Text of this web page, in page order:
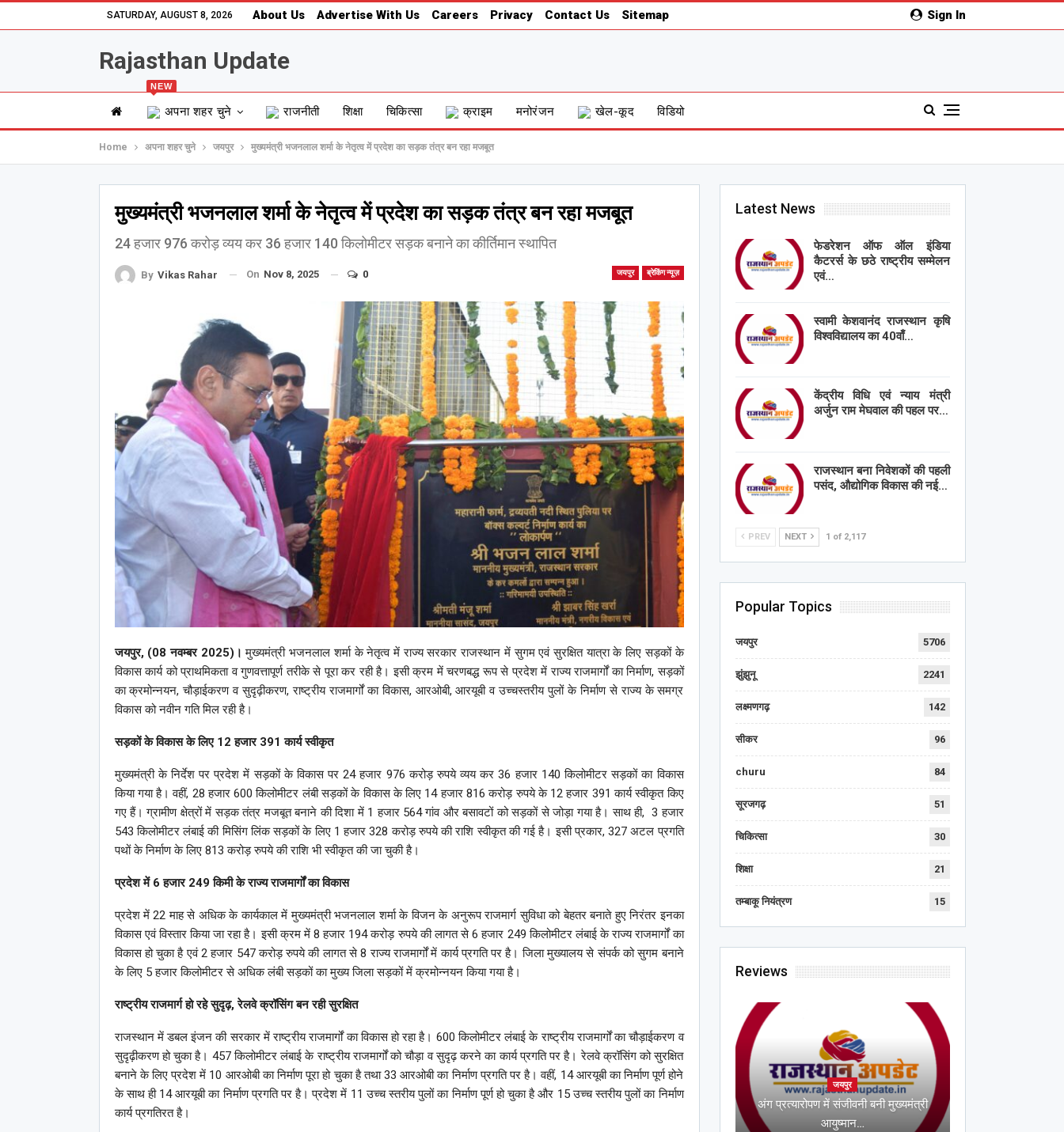
Sign In
SATURDAY, AUGUST 8, 2026 About Us Advertise With Us Careers Privacy Contact Us Sitemap
Rajasthan Update
अपना शहर चुने
NEW
राजनीती शिक्षा चिकित्सा क्राइम मनोरंजन खेल-कूद विडियो
Home अपना शहर चुने जयपुर मुख्यमंत्री भजनलाल शर्मा के नेतृत्व में प्रदेश का सड़क तंत्र बन रहा मजबूत
मुख्यमंत्री भजनलाल शर्मा के नेतृत्व में प्रदेश का सड़क तंत्र बन रहा मजबूत
24 हजार 976 करोड़ व्यय कर 36 हजार 140 किलोमीटर सड़क बनाने का कीर्तिमान स्थापित
जयपुर ब्रेकिंग न्यूज़
By Vikas Rahar On Nov 8, 2025 0
जयपुर, (08 नवम्बर 2025)। मुख्यमंत्री भजनलाल शर्मा के नेतृत्व में राज्य सरकार राजस्थान में सुगम एवं सुरक्षित यात्रा के लिए सड़कों के
विकास कार्य को प्राथमिकता व गुणवत्तापूर्ण तरीके से पूरा कर रही है। इसी क्रम में चरणबद्ध रूप से प्रदेश में राज्य राजमार्गों का निर्माण, सड़कों
का क्रमोन्नयन, चौड़ाईकरण व सुदृढ़ीकरण, राष्ट्रीय राजमार्गों का विकास, आरओबी, आरयूबी व उच्चस्तरीय पुलों के निर्माण से राज्य के समग्र
विकास को नवीन गति मिल रही है।
सड़कों के विकास के लिए 12 हजार 391 कार्य स्वीकृत
मुख्यमंत्री के निर्देश पर प्रदेश में सड़कों के विकास पर 24 हजार 976 करोड़ रुपये व्यय कर 36 हजार 140 किलोमीटर सड़कों का विकास
किया गया है। वहीं, 28 हजार 600 किलोमीटर लंबी सड़कों के विकास के लिए 14 हजार 816 करोड़ रुपये के 12 हजार 391 कार्य स्वीकृत किए
गए हैं। ग्रामीण क्षेत्रों में सड़क तंत्र मजबूत बनाने की दिशा में 1 हजार 564 गांव और बसावटों को सड़कों से जोड़ा गया है। साथ ही, 3 हजार
543 किलोमीटर लंबाई की मिसिंग लिंक सड़कों के लिए 1 हजार 328 करोड़ रुपये की राशि स्वीकृत की गई है। इसी प्रकार, 327 अटल प्रगति
पथों के निर्माण के लिए 813 करोड़ रुपये की राशि भी स्वीकृत की जा चुकी है।
प्रदेश में 6 हजार 249 किमी के राज्य राजमार्गों का विकास
प्रदेश में 22 माह से अधिक के कार्यकाल में मुख्यमंत्री भजनलाल शर्मा के विजन के अनुरूप राजमार्ग सुविधा को बेहतर बनाते हुए निरंतर इनका
विकास एवं विस्तार किया जा रहा है। इसी क्रम में 8 हजार 194 करोड़ रुपये की लागत से 6 हजार 249 किलोमीटर लंबाई के राज्य राजमार्गों का
विकास हो चुका है एवं 2 हजार 547 करोड़ रुपये की लागत से 8 राज्य राजमार्गों में कार्य प्रगति पर है। जिला मुख्यालय से संपर्क को सुगम बनाने
के लिए 5 हजार किलोमीटर से अधिक लंबी सड़कों का मुख्य जिला सड़कों में क्रमोन्नयन किया गया है।
राष्ट्रीय राजमार्ग हो रहे सुदृढ़, रेलवे क्रॉसिंग बन रही सुरक्षित
राजस्थान में डबल इंजन की सरकार में राष्ट्रीय राजमार्गों का विकास हो रहा है। 600 किलोमीटर लंबाई के राष्ट्रीय राजमार्गों का चौड़ाईकरण व
सुदृढ़ीकरण हो चुका है। 457 किलोमीटर लंबाई के राष्ट्रीय राजमार्गों को चौड़ा व सुदृढ़ करने का कार्य प्रगति पर है। रेलवे क्रॉसिंग को सुरक्षित
बनाने के लिए प्रदेश में 10 आरओबी का निर्माण पूरा हो चुका है तथा 33 आरओबी का निर्माण प्रगति पर है। वहीं, 14 आरयूबी का निर्माण पूर्ण होने
के साथ ही 14 आरयूबी का निर्माण प्रगति पर है। प्रदेश में 11 उच्च स्तरीय पुलों का निर्माण पूर्ण हो चुका है और 15 उच्च स्तरीय पुलों का निर्माण
कार्य प्रगतिरत है।
Latest News
फेडरेशन ऑफ ऑल इंडिया
कैटरर्स के छठे राष्ट्रीय सम्मेलन
एवं…
स्वामी केशवानंद राजस्थान कृषि
विश्वविद्यालय का 40वाँ…
केंद्रीय विधि एवं न्याय मंत्री
अर्जुन राम मेघवाल की पहल पर…
राजस्थान बना निवेशकों की पहली
पसंद, औद्योगिक विकास की नई…
PREV NEXT 1 of 2,117
Popular Topics
जयपुर 5706
झुंझुनू 2241
लक्ष्मणगढ़ 142
सीकर 96
churu 84
सूरजगढ़ 51
चिकित्सा 30
शिक्षा 21
तम्बाकू नियंत्रण 15
Reviews
जयपुर
अंग प्रत्यारोपण में संजीवनी बनी मुख्यमंत्री
आयुष्मान…